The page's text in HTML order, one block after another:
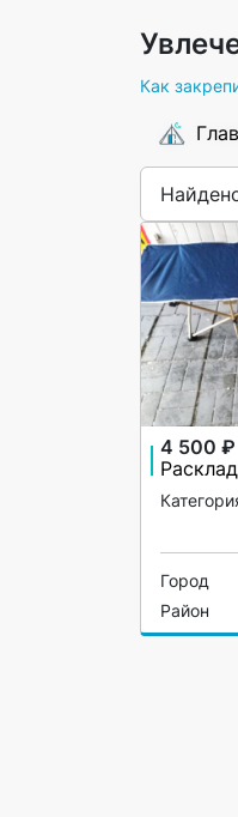
Как
4 500 ₽
Город
Район